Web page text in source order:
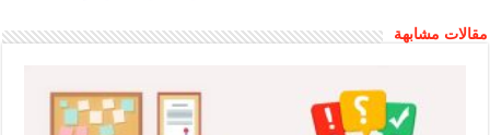
مقالات مشابهة